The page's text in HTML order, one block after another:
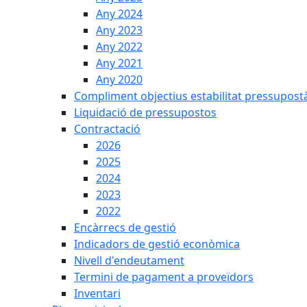
Any 2024
Any 2023
Any 2022
Any 2021
Any 2020
Compliment objectius estabilitat
Liquidació de pressupostos
Contractació
2026
2025
2024
2023
2022
Encàrrecs de gestió
Indicadors de gestió econòmica
Nivell d'endeutament
Termini de pagament a proveïdors
Inventari